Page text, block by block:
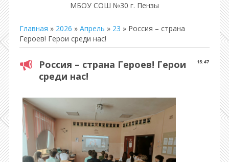
МБОУ СОШ №30 г. Пензы
Главная » 2026 » Апрель » 23 » Россия – страна
Героев! Герои среди нас!
15:47
Россия – страна Героев! Герои
среди нас!